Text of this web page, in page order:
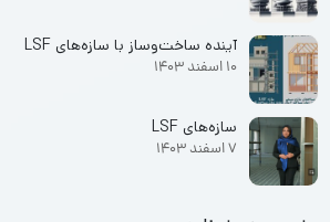
آینده ساخت‌وساز با سازه‌های LSF
10 اسفند 1403
سازه‌های LSF
7 اسفند 1403